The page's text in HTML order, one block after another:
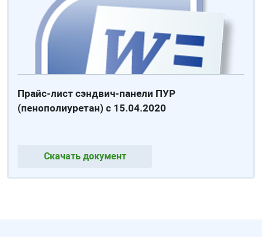
Прайс-лист сэндвич-панели ПУР
(пенополиуретан) с 15.04.2020
Скачать документ